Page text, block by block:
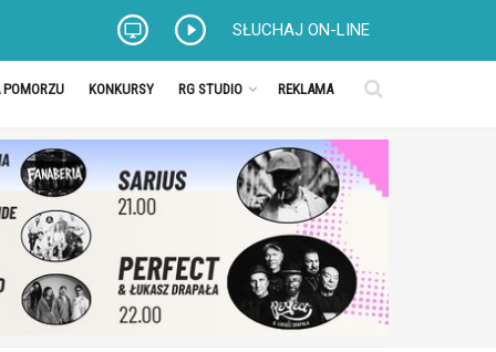
SŁUCHAJ ON-LINE
KONKURSY RG STUDIO REKLAMA